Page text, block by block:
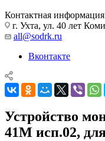
Контактная информация
г. Ухта, ул. 40 лет
all@sodrk.ru
Вконтакте
Устройство
41М исп.02,